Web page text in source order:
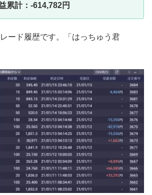
累計：-614,782円
ード履歴です。「はっちゅう君